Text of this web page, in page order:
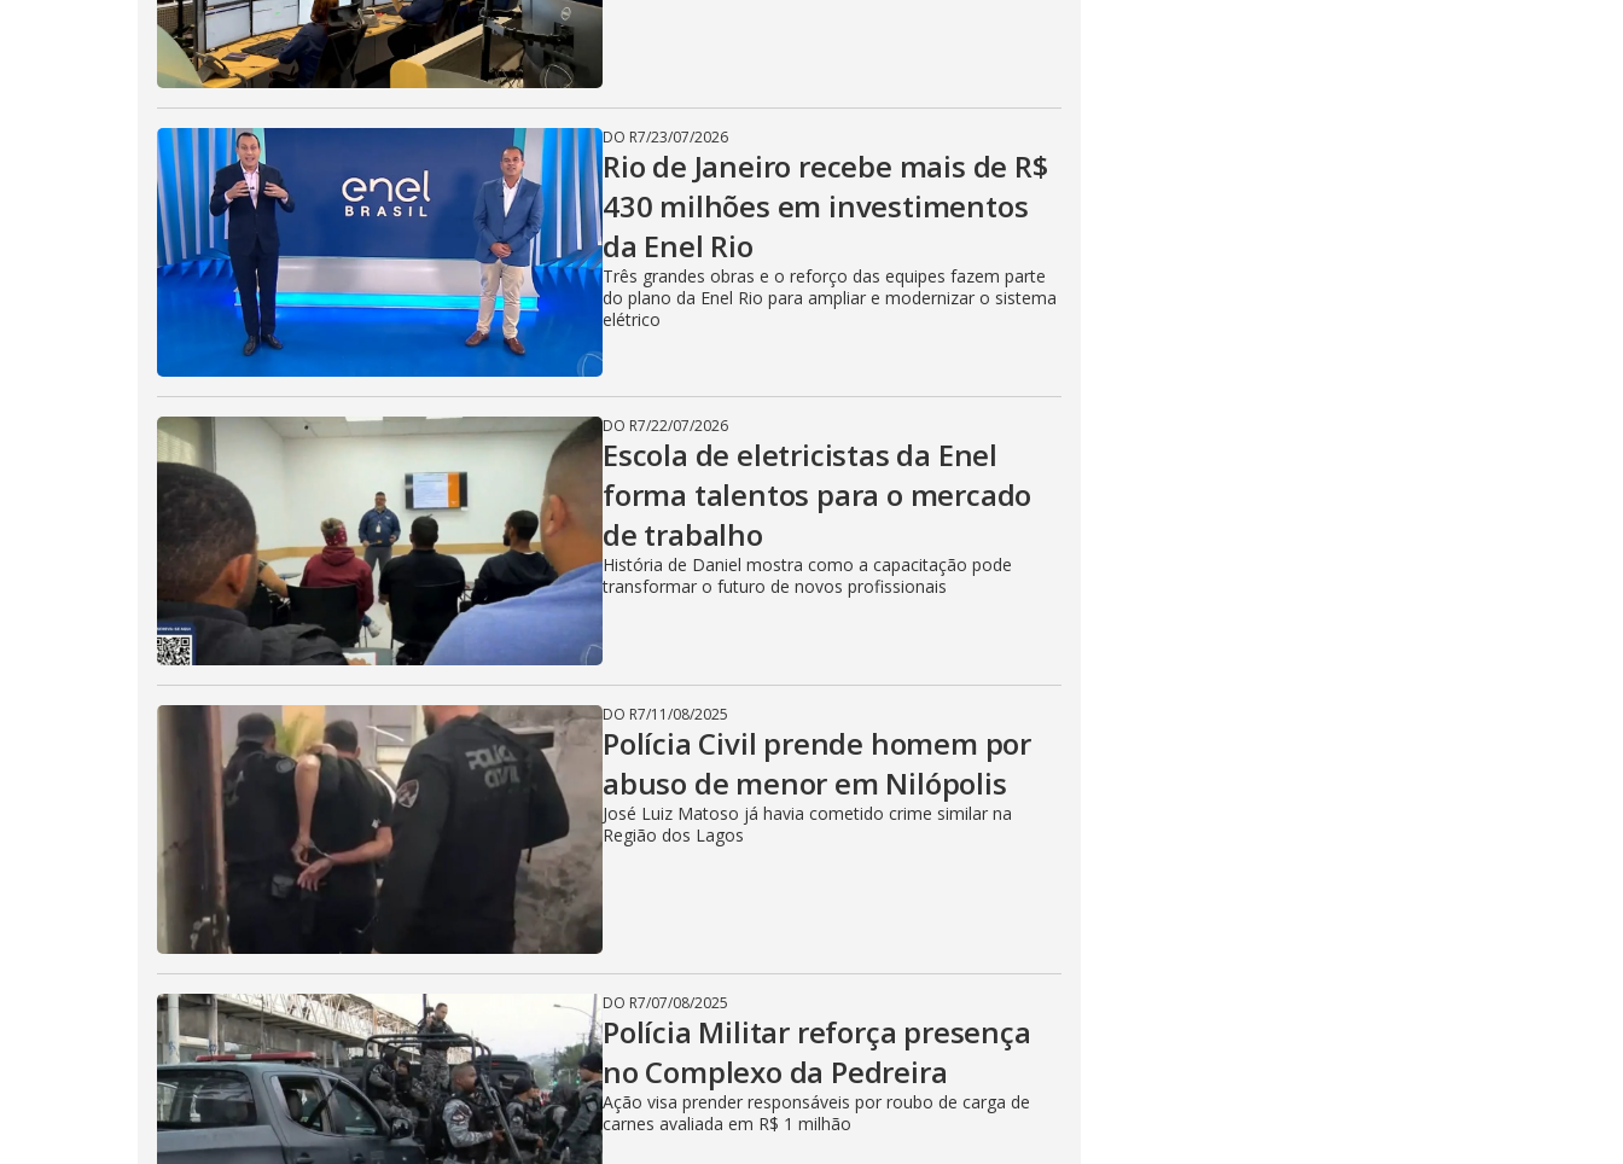
i
d
e
o
DO R7/23/07/2026
Rio de Janeiro recebe mais de R$
430 milhões em investimentos
da Enel Rio
Três grandes obras e o reforço das equipes fazem parte
do plano da Enel Rio para ampliar e modernizar o sistema
elétrico
DO R7/22/07/2026
Escola de eletricistas da Enel
forma talentos para o mercado
de trabalho
História de Daniel mostra como a capacitação pode
transformar o futuro de novos profissionais
DO R7/11/08/2025
Polícia Civil prende homem por
abuso de menor em Nilópolis
José Luiz Matoso já havia cometido crime similar na
Região dos Lagos
DO R7/07/08/2025
Polícia Militar reforça presença
no Complexo da Pedreira
Ação visa prender responsáveis por roubo de carga de
carnes avaliada em R$ 1 milhão